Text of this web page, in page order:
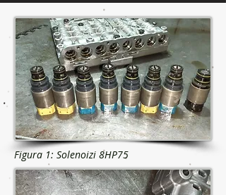
Figura 1: Solenoizi 8HP75